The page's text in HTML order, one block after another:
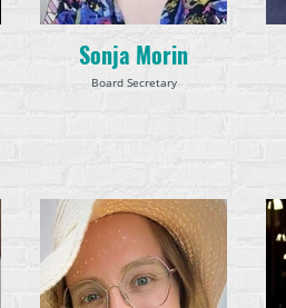
Sonja Morin
Board Secretary